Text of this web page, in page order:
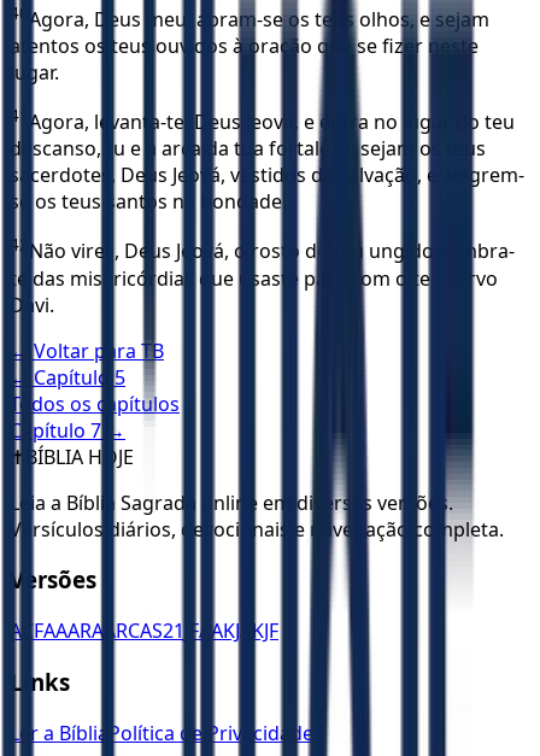
40 Agora, Deus meu, abram-se os teus olhos, e sejam
atentos os teus ouvidos à oração que se fizer neste
lugar.
41 Agora, levanta-te, Deus Jeová, e entra no lugar do teu
descanso, tu e a arca da tua fortaleza; sejam os teus
sacerdotes, Deus Jeová, vestidos da salvação, e alegrem-
se os teus santos na bondade.
42 Não vires, Deus Jeová, o rosto do teu ungido; lembra-
te das misericórdias que usaste para com o teu servo
Davi.
← Voltar para TB
← Capítulo 5
Todos os capítulos
Capítulo 7 →
✝️ BÍBLIA HOJE
Leia a Bíblia Sagrada online em diversas versões.
Versículos diários, devocionais e navegação completa.
Versões
ACFAAARA ARCAS21 JFAAKJA KJF
Links
Ler a Bíblia Política de Privacidade